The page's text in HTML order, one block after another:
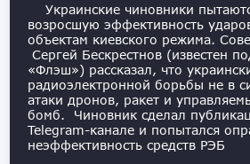
Украинские чиновники
возросшую эффективность
объектам киевского режима.
Сергей Бескрестнов (известен
«Флэш») рассказал, что
радиоэлектронной борьбы не в
атаки дронов, ракет и
бомб. Чиновник сделал
Telegram-канале и попытался
неэффективность средств РЭБ